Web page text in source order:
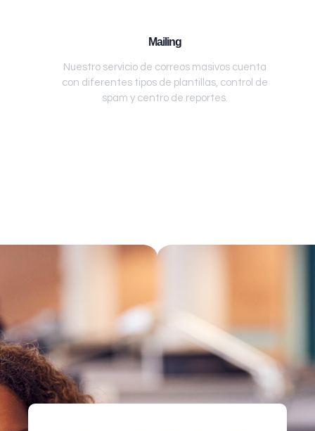
Mailing
Nuestro servicio de correos masivos cuenta
con diferentes tipos de plantillas, control de
spam y centro de reportes.